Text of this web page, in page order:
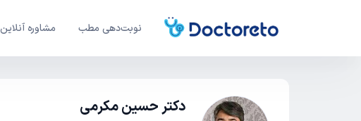
نوبت‌دهی مطب مشاوره آنلاین
دکتر حسین مکرمی